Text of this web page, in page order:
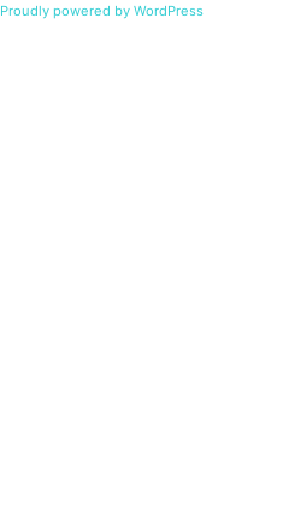
Proudly powered by WordPress